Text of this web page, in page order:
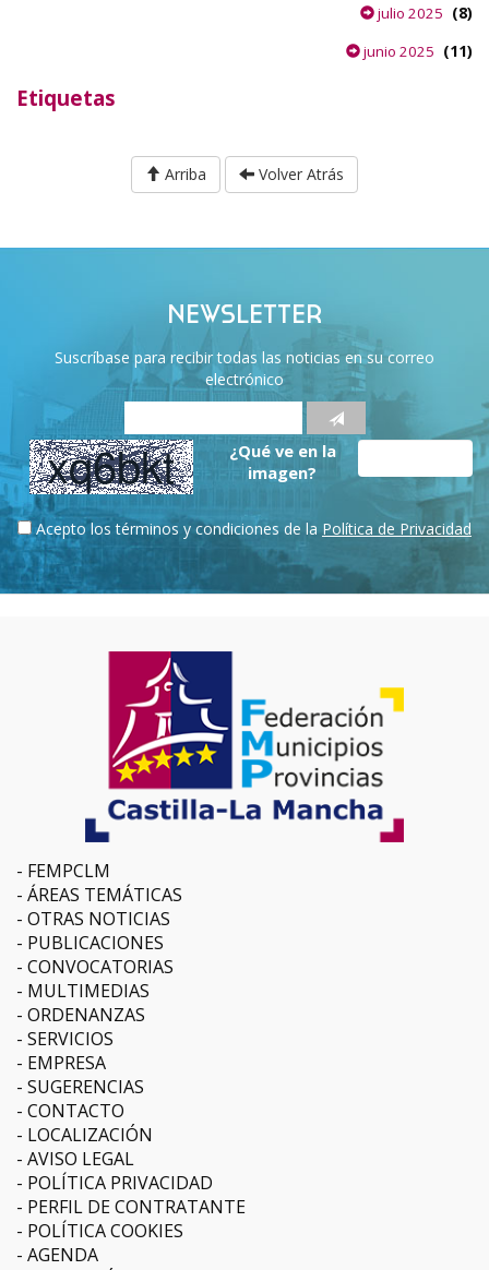
julio 2025 (8)
junio 2025 (11)
Etiquetas
Arriba Volver Atrás
NEWSLETTER
Suscríbase para recibir todas las noticias en su correo
electrónico
¿Qué ve en la
imagen?
Acepto los términos y condiciones de la Política de Privacidad
FEMPCLM
ÁREAS TEMÁTICAS
OTRAS NOTICIAS
PUBLICACIONES
CONVOCATORIAS
MULTIMEDIAS
ORDENANZAS
SERVICIOS
EMPRESA
SUGERENCIAS
CONTACTO
LOCALIZACIÓN
AVISO LEGAL
POLÍTICA PRIVACIDAD
PERFIL DE CONTRATANTE
POLÍTICA COOKIES
AGENDA